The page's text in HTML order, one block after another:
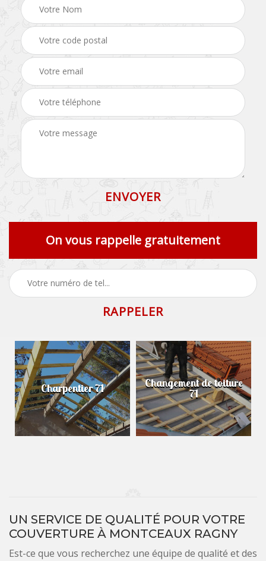
On vous rappelle gratuitement
Charpentier 71 Changement de toiture
71
UN SERVICE DE QUALITÉ POUR VOTRE
COUVERTURE À MONTCEAUX RAGNY
Est-ce que vous recherchez une équipe de qualité et des